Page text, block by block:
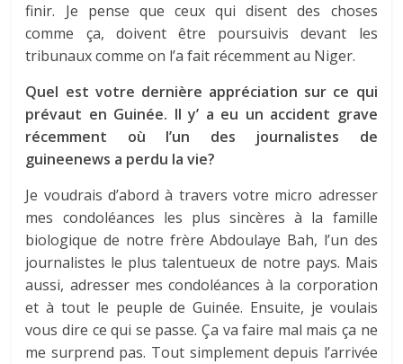
finir. Je pense que ceux qui disent des choses
comme ça, doivent être poursuivis devant les
tribunaux comme on l’a fait récemment au Niger.
Quel est votre dernière appréciation sur ce qui
prévaut en Guinée. Il y’ a eu un accident grave
récemment où l’un des journalistes de
guineenews a perdu la vie?
Je voudrais d’abord à travers votre micro adresser
mes condoléances les plus sincères à la famille
biologique de notre frère Abdoulaye Bah, l’un des
journalistes le plus talentueux de notre pays. Mais
aussi, adresser mes condoléances à la corporation
et à tout le peuple de Guinée. Ensuite, je voulais
vous dire ce qui se passe. Ça va faire mal mais ça ne
me surprend pas. Tout simplement depuis l’arrivée